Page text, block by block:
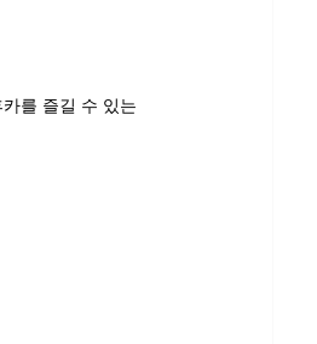
를 즐길 수 있는